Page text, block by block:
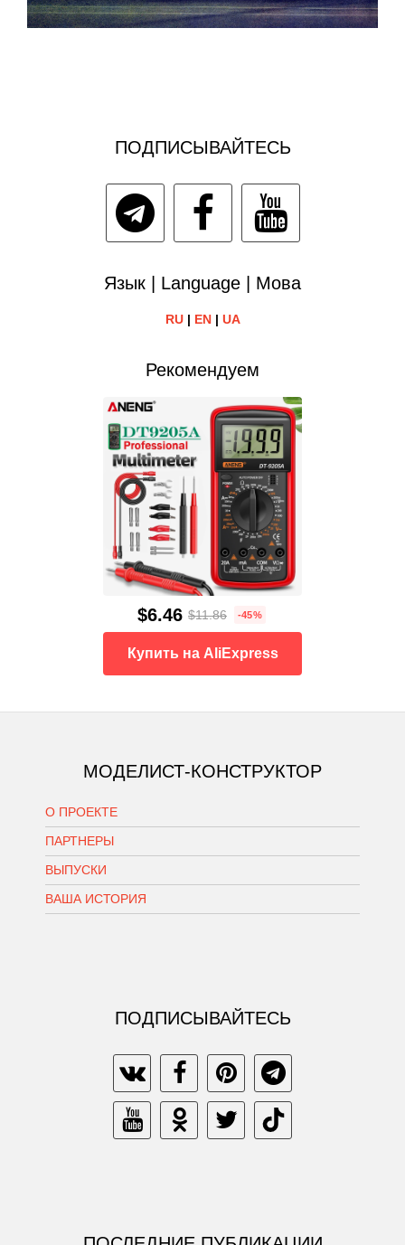
ПОДПИСЫВАЙТЕСЬ
Язык | Language | Мова
RU| EN| UA
Рекомендуем
$6.46 $11.86 -45%
Купить на AliExpress
МОДЕЛИСТ-КОНСТРУКТОР
О ПРОЕКТЕ
ПАРТНЕРЫ
ВЫПУСКИ
ВАША ИСТОРИЯ
ПОДПИСЫВАЙТЕСЬ